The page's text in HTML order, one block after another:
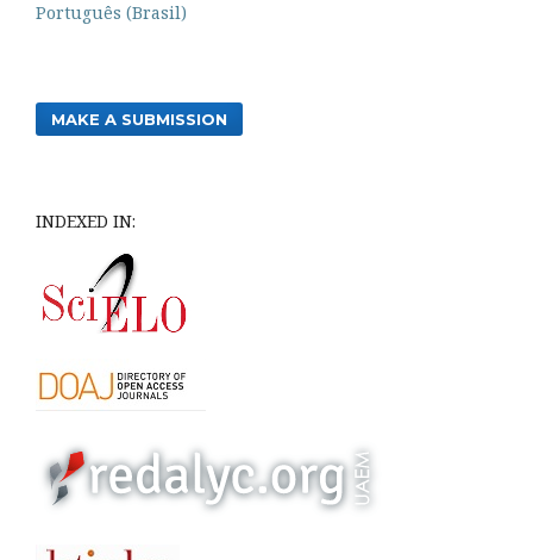
Português (Brasil)
MAKE A SUBMISSION
INDEXED IN: